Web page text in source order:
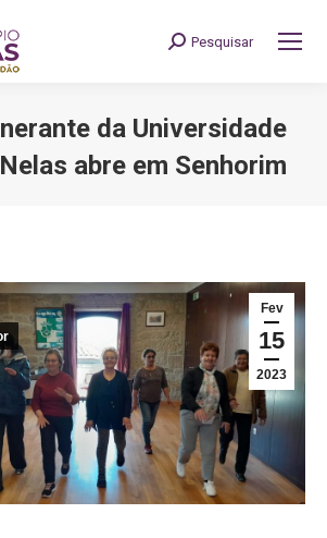
Search:
Pesquisar
da Universidade
abre em Senhorim
Fev
15
2023